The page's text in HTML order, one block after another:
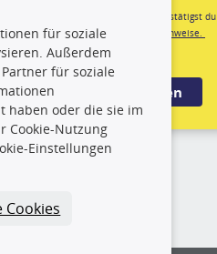
Mit der Anmeldung bestätigst du
unsereDatenschutzhinweise.
(*Pflichtfeld)
Anmelden
für soziale
Außerdem
für soziale
haben oder die sie im
Cookie-Nutzung
Einstellungen